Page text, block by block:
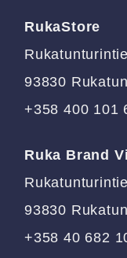
valinnat
sivulla.
RukaStore
93830
+358 400 101
Ruka Brand
93830
+358 40 682